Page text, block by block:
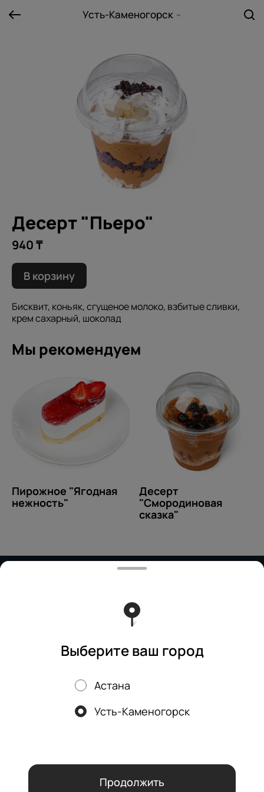
Усть-Каменогорск
аналитических сервисов согласно нашейполитике
конфиденциальности
ОК
Десерт "Пьеро"
940 ₸
В корзину
Бисквит, коньяк, сгущеное молоко, взбитые сливки,
крем сахарный, шоколад
Мы рекомендуем
Пирожное "Ягодная
нежность"
Десерт
"Смородиновая
сказка"
Политика конфиденциальности
Акции, скидки, кэшбэк − в нашем приложении!
Выберите ваш город
Астана
Усть-Каменогорск